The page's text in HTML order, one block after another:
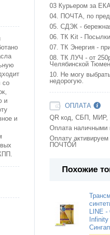
со
и
и
03 Курьером за
04. ПОЧТА, по
05. СДЭК -
06. ТК Kit -
07. ТК Энергия -
08. ТК ЛУЧ - от
Челябинской
10. Не могу
недорогую.
ОПЛАТА
QR код, СБП, МИР,
Оплата наличными
Оплату активируем
ПОЧТОЙ
Похожие
LINE -